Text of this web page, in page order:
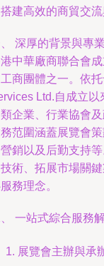
建高效的商貿交流
深厚的背景與專
中華廠商聯合會
商團體之一。依
Ltd.自成立
企業、行業協會
范圍涵蓋展覽會
銷以及后勤支持
術、拓展市場關
務理念。
一站式綜合服務
展覽會主辦與承